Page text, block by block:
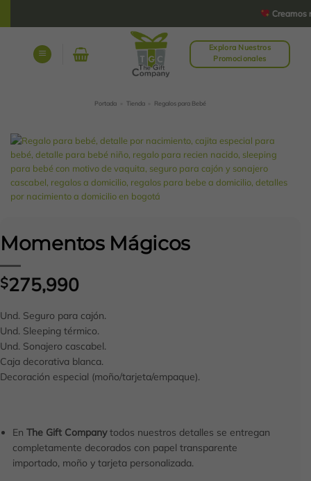
Creamos
Explora Nuestros
Promocionales
Portada Tienda Regalos para Bebé
Momentos Mágicos
$275,990
Und. Seguro para cajón.
Und. Sleeping térmico.
Und. Sonajero cascabel.
Caja decorativa blanca.
Decoración especial (moño/tarjeta/empaque).
En The Gift Companytodos nuestros detalles se entregan
completamente decorados con papel transparente
importado, moño y tarjeta personalizada.